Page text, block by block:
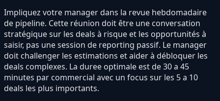
Impliquez votre manager dans la revue hebdomadaire
de pipeline. Cette réunion doit être une conversation
stratégique sur les deals à risque et les opportunités à
saisir, pas une session de reporting passif. Le manager
doit challenger les estimations et aider à débloquer les
deals complexes. La duree optimale est de 30 a 45
minutes par commercial avec un focus sur les 5 a 10
deals les plus importants.